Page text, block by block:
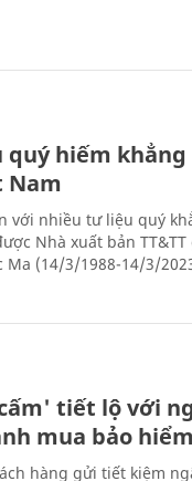
hiếm
Nam
với nhiều tư liệu quý
Nhà xuất bản
Ma (14/3/1988-14/3/
tiết lộ với
mua bảo
hàng gửi tiết kiệm